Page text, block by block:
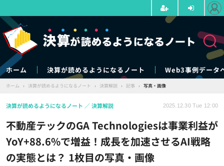
ホーム 決算が読めるようになるノート Web3事例データ
ホーム › 決算が読めるようになるノート › 決算解説 › 記事 › 写真・画像
不動産テックのGA Technologiesは事業利益が
YoY+88.6%で増益！成長を加速させるAI戦略
の実態とは？ 1枚目の写真・画像
決算が読めるようになるノート 決算解説 2025.12.30 Tue 12:00